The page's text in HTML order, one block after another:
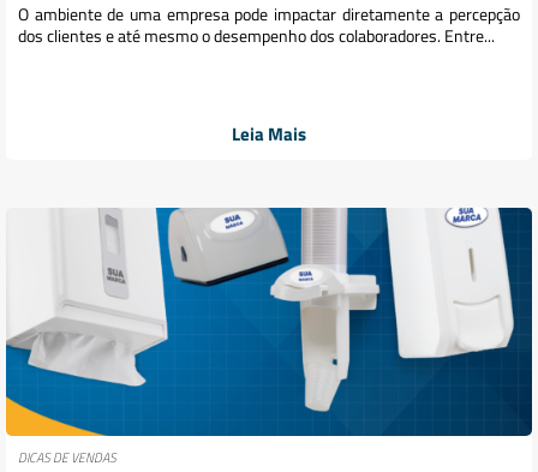
O ambiente de uma empresa pode impactar diretamente a percepção
dos clientes e até mesmo o desempenho dos colaboradores. Entre...
Leia Mais
DICAS DE VENDAS